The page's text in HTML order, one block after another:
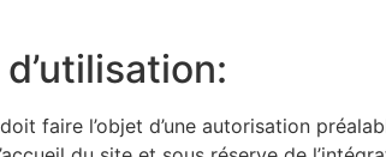
faire l’objet d’une autorisation